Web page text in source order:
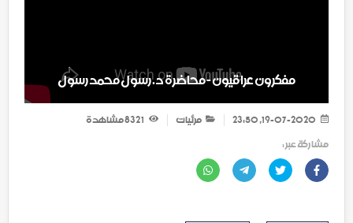
مفكرون عراقيون - محاضرة د. رسول محمد رسول
مرئيات
مشاهدة
مشاركة عبر :